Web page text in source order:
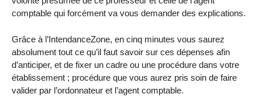
comptable qui forcément va vous demander des explications.
Grâce à l’IntendanceZone, en cinq minutes vous saurez
absolument tout ce qu’il faut savoir sur ces dépenses afin
d’anticiper, et de fixer un cadre ou une procédure dans votre
établissement ; procédure que vous aurez pris soin de faire
valider par l’ordonnateur et l’agent comptable.